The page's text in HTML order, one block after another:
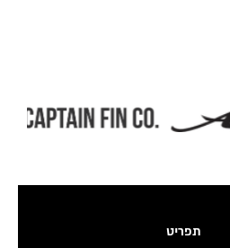
תפריט